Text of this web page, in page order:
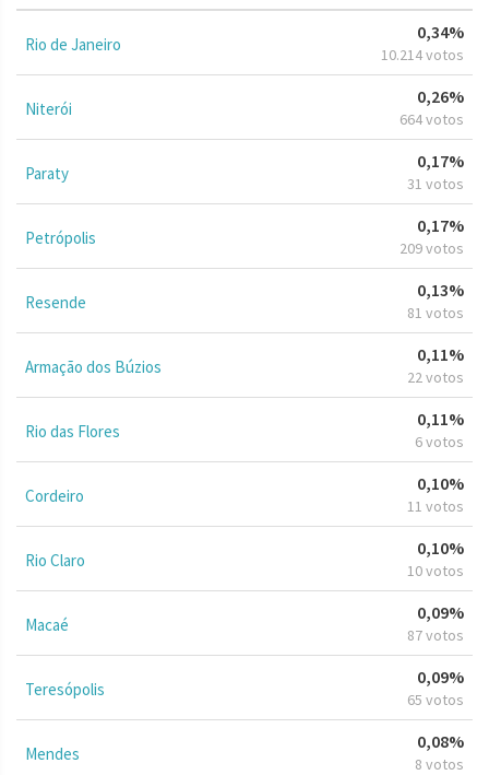
Rio de Janeiro
0,34%
10.214 votos
Niterói
0,26%
664 votos
Paraty
0,17%
31 votos
Petrópolis
0,17%
209 votos
Resende
0,13%
81 votos
Armação dos Búzios
0,11%
22 votos
Rio das Flores
0,11%
6 votos
Cordeiro
0,10%
11 votos
Rio Claro
0,10%
10 votos
Macaé
0,09%
87 votos
Teresópolis
0,09%
65 votos
Mendes
0,08%
8 votos